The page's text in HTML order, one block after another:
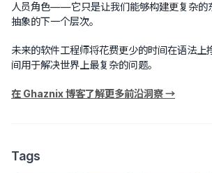
人员角色——它只是让我们能够构建更复杂
抽象的下一个层次。
未来的软件工程师将花费更少的时间在语法上
间用于解决世界上最复杂的问题。
在 Ghaznix 博客了解更多前沿洞察 →
Tags